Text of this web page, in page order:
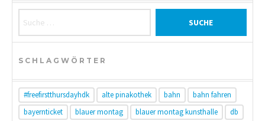
SCHLAGWÖRTER
#freefirstthursdayhdk alte pinakothek bahn
bahn fahren
bayernticket
blauer montag blauer montag kunsthalle
db